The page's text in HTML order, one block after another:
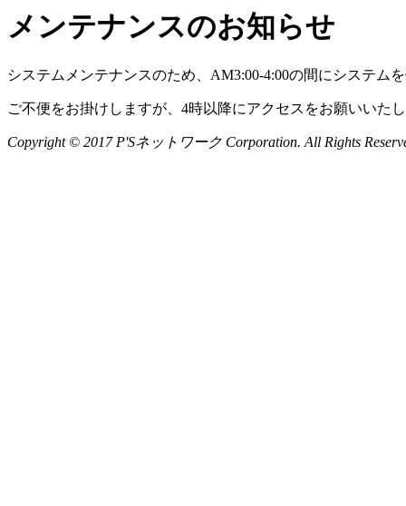
メンテナンスのお知らせ
システムメンテナンスのため、AM3:00-4:00の間にシステム
ご不便をお掛けしますが、4時以降にアクセスをお願いいた
Copyright © 2017 P'Sネットワーク Corporation. All Rights